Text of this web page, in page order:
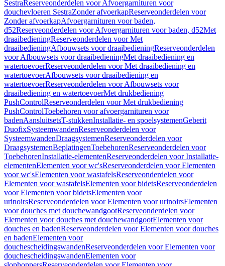
SestraReserveonderdelen voor Afvoergarnituren voor
douchevloeren SestraZonder afvoerkapReserveonderdelen voor
Zonder afvoerkapAfvoergarnituren voor baden,
d52Reserveonderdelen voor Afvoergarnituren voor baden, d52Met
draaibedieningReserveonderdelen voor Met
draaibedieningAfbouwsets voor draaibedieningReserveonderdelen
voor Afbouwsets voor draaibedieningMet draaibediening en
watertoevoerReserveonderdelen voor Met draaibediening en
watertoevoerAfbouwsets voor draaibediening en
watertoevoerReserveonderdelen voor Afbouwsets voor
draaibediening en watertoevoerMet drukbediening
PushControlReserveonderdelen voor Met drukbediening
PushControlToebehoren voor afvoergarnituren voor
badenAansluitsetsT-stukkenInstallatie- en spoelsystemenGeberit
DuofixSysteemwandenReserveonderdelen voor
SysteemwandenDraagsystemenReserveonderdelen voor
DraagsystemenBeplatingenToebehorenReserveonderdelen voor
ToebehorenInstallatie-elementenReserveonderdelen voor Installatie-
elementenElementen voor wc'sReserveonderdelen voor Elementen
voor wc'sElementen voor wastafelsReserveonderdelen voor
Elementen voor wastafelsElementen voor bidetsReserveonderdelen
voor Elementen voor bidetsElementen voor
urinoirsReserveonderdelen voor Elementen voor urinoirsElementen
voor douches met douchewandgootReserveonderdelen voor
Elementen voor douches met douchewandgootElementen voor
douches en badenReserveonderdelen voor Elementen voor douches
en badenElementen voor
douchescheidingswandenReserveonderdelen voor Elementen voor
douchescheidingswandenElementen voor